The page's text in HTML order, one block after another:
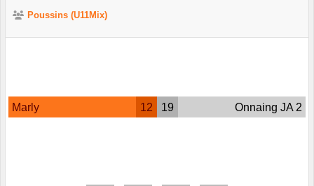
Poussins (U11Mix)
Marly 12 19 Onnaing JA 2